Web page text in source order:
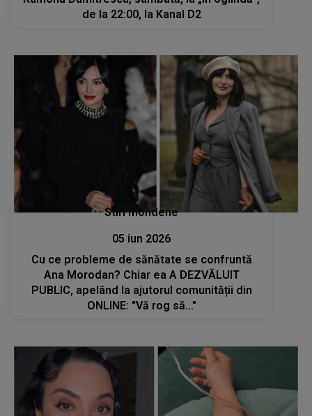
de la 22:00, la Kanal D2
Stiri mondene
05 iun 2026
Cu ce probleme de sănătate se confruntă
Ana Morodan? Chiar ea A DEZVĂLUIT
PUBLIC, apelând la ajutorul comunității din
ONLINE: "Vă rog să..."